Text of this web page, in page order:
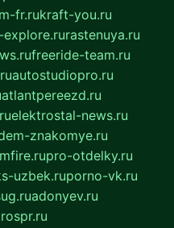
fr.rukraft-you.ru
rastenuya.ru
freeride-team.ru
autostudiopro.ru
atlantpereezd.ru
elektrostal-news.ru
znakomye.ru
pro-otdelky.ru
uzbek.ruporno-vk.ru
adonyev.ru